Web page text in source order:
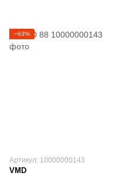
−63%
Артикул: 10000000143
VMD